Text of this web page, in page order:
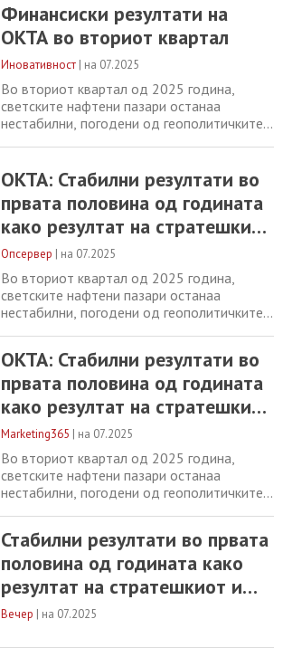
останаа нестабилни, погодени од
геополитичките тензии, прилагодувањата
на производството на ОПЕК+ и
умеренраст на побарувачката. Цената на
Брент суровата
Финансиски резултати на
ОКТА во вториот квартал
Иновативност | на 07.2025
Во вториот квартал од 2025 година,
светските нафтени пазари останаа
нестабилни, погодени од геополитичките
на побарувачката. Цената на Брент
суровата нафтата накратко надмина 73
долари за барел по израелските напади
врз иранската инфраструктура, додека
ОКТА: Стабилни резултати во
првата половина од годината
како резултат на стратешкиот
и таргетиран одговор на
трендовите на енергетскиот
пазар
Опсервер | на 07.2025
Во вториот квартал од 2025 година,
светските нафтени пазари останаа
нестабилни, погодени од геополитичките
на побарувачката. Цената на Брент
суровата нафтата накратко надмина 73
долари за барел по израелските напади
врз иранската инфраструктура, додека
стравувањата од прекини во Ормутскиот
ОКТА: Стабилни резултати во
првата половина од годината
како резултат на стратешкиот
и таргетиран одговор на
трендовите на енергетскиот
пазар
Marketing365 | на 07.2025
Во вториот квартал од 2025 година,
светските нафтени пазари останаа
нестабилни, погодени од геополитичките
на побарувачката. Цената на Брент
суровата нафтата накратко надмина 73
долари за барел по израелските напади
врз иранската инфраструктура, додека
стравувањата од прекини во Ормутскиот
Стабилни резултати во првата
половина од годината како
резултат на стратешкиот и
таргетиран одговор на
Вечер | на 07.2025